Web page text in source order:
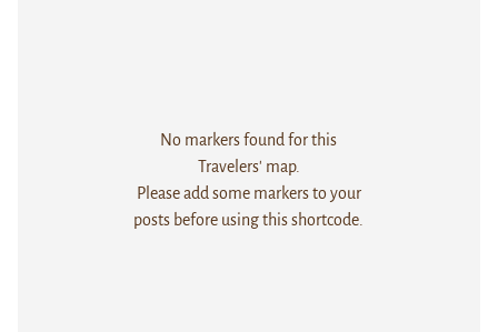
No markers found for this
Travelers' map.
Please add some markers to your
posts before using this shortcode.